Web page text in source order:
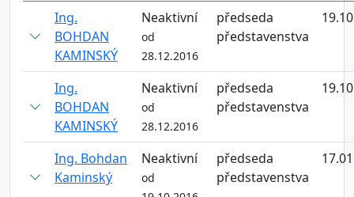
Ing.
BOHDAN
KAMINSKÝ
Neaktivní
od
28.12.2016
předseda
představenstva
Ing.
BOHDAN
KAMINSKÝ
Neaktivní
od
28.12.2016
předseda
představenstva
Ing. Bohdan
Kaminský
Neaktivní
od
předseda
představenstva